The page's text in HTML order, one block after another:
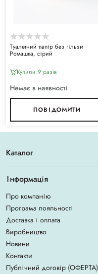
Туалетний папір без гільзи
Ромашка, сірий
Купили 9 разiв
Немає в наявності
ПОВІДОМИТИ
Каталог
Інформація
Про компанію
Програма лояльності
Доставка і оплата
Виробництво
Новини
Контакти
Публічний договір (ОФЕРТА)